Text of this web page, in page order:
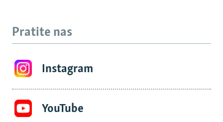
Pratite nas
Instagram
YouTube